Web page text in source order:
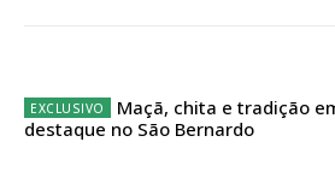
Acesso aos conteúdos
assinantes
Ofertas para assinatura anual
Maçã, chita e tradição
destaque no São Bernardo